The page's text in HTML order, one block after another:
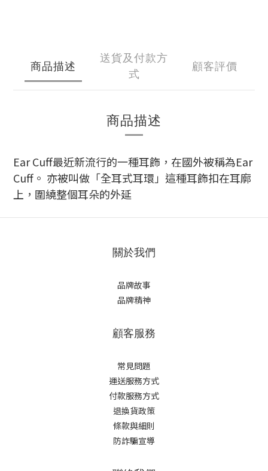
商品描述
送貨及付款方
式
顧客評價
商品描述
Ear Cuff最近新流行的一種耳飾，在國外被稱為Ear
Cuff。 亦被叫做「全耳式耳環」這種耳飾扣在耳廓
上，圍繞整個耳朵的外延
關於我們
品牌故事
品牌精神
顧客服務
常見問題
運送服務方式
付款服務方式
退換貨政策
條款與細則
防詐騙宣導